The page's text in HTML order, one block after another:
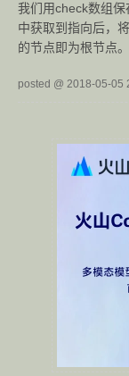
我们用check数组
中获取到指向后，
的节点即为根节点。
posted @ 2018-05-05